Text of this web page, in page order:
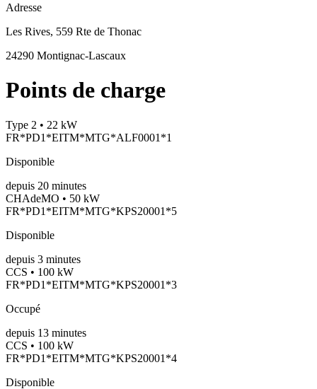
Adresse
Les Rives, 559 Rte de Thonac
24290 Montignac-Lascaux
Points de charge
Type 2 • 22 kW
FR*PD1*EITM*MTG*ALF0001*1
Disponible
depuis 20 minutes
CHAdeMO • 50 kW
FR*PD1*EITM*MTG*KPS20001*5
Disponible
depuis 3 minutes
CCS • 100 kW
FR*PD1*EITM*MTG*KPS20001*3
Occupé
depuis 13 minutes
CCS • 100 kW
FR*PD1*EITM*MTG*KPS20001*4
Disponible